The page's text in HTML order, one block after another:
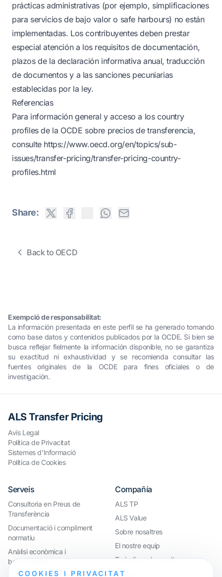
prácticas administrativas (por ejemplo, simplificaciones
para servicios de bajo valor o safe harbours) no están
implementadas. Los contribuyentes deben prestar
especial atención a los requisitos de documentación,
plazos de la declaración informativa anual, traducción
de documentos y a las sanciones pecuniarias
establecidas por la ley.
Referencias
Para información general y acceso a los country
profiles de la OCDE sobre precios de transferencia,
consulte https://www.oecd.org/en/topics/sub-
issues/transfer-pricing/transfer-pricing-country-
profiles.html
Share:
Back to OECD
Exempció de responsabilitat:
La información presentada en este perfil se ha generado tomando
como base datos y contenidos publicados por la OCDE. Si bien se
busca reflejar fielmente la información disponible, no se garantiza
su exactitud ni exhaustividad y se recomienda consultar las
fuentes originales de la OCDE para fines oficiales o de
investigación.
ALS Transfer Pricing
Avís Legal
Política de Privacitat
Sistemes d'Informació
Política de Cookies
Serveis
Consultoria en Preus de
Transferència
Documentació i compliment
normatiu
Anàlisi econòmica i
benchmarkings
Compliment internacional i
Compañía
ALS TP
ALS Value
Sobre nosaltres
El nostre equip
Treballa amb nosaltres
Webinar
COOKIES I PRIVACITAT